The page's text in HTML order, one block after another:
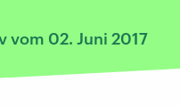
vom 02. Juni 2017